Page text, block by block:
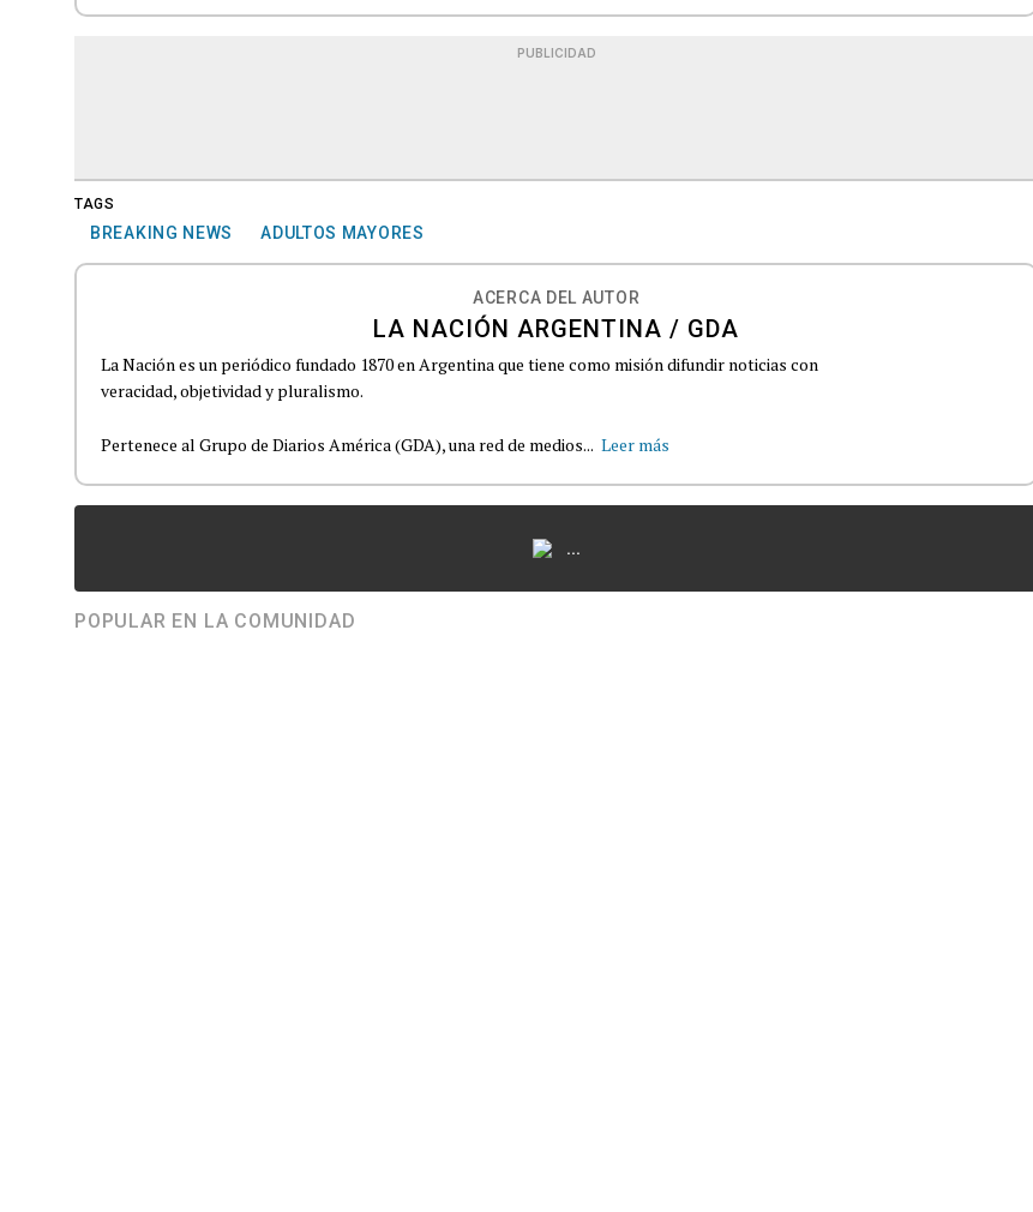
PUBLICIDAD
TAGS
BREAKING NEWS ADULTOS MAYORES
ACERCA DEL AUTOR
LA NACIÓN ARGENTINA / GDA
La Nación es un periódico fundado 1870 en Argentina que tiene como misión difundir noticias con
veracidad, objetividad y pluralismo.
Pertenece al Grupo de Diarios América (GDA), una red de medios... Leer más
...
POPULAR EN LA COMUNIDAD